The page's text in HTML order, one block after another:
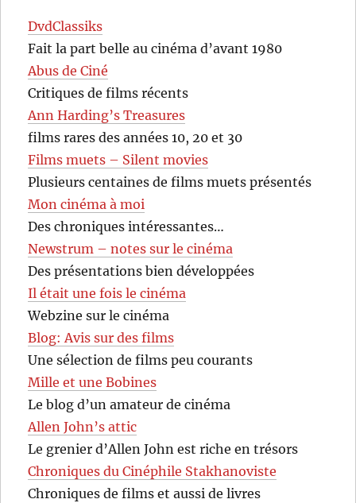
DvdClassiks
Fait la part belle au cinéma d’avant 1980
Abus de Ciné
Critiques de films récents
Ann Harding’s Treasures
films rares des années 10, 20 et 30
Films muets – Silent movies
Plusieurs centaines de films muets présentés
Mon cinéma à moi
Des chroniques intéressantes…
Newstrum – notes sur le cinéma
Des présentations bien développées
Il était une fois le cinéma
Webzine sur le cinéma
Blog: Avis sur des films
Une sélection de films peu courants
Mille et une Bobines
Le blog d’un amateur de cinéma
Allen John’s attic
Le grenier d’Allen John est riche en trésors
Chroniques du Cinéphile Stakhanoviste
Chroniques de films et aussi de livres